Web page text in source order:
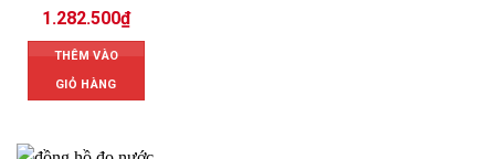
1.282.500₫
THÊM VÀO
GIỎ HÀNG